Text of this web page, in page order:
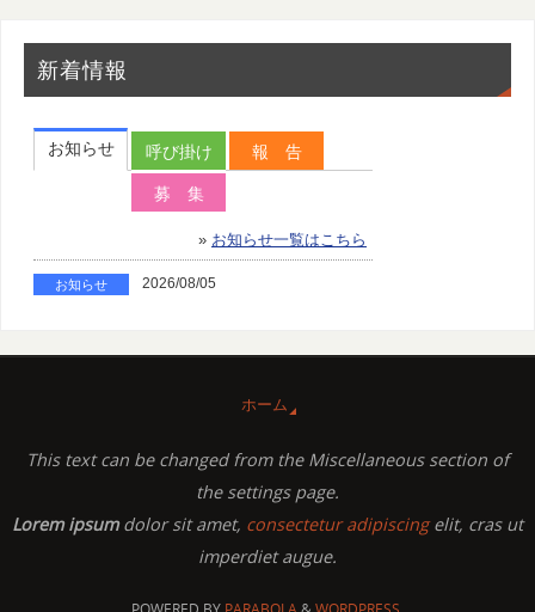
新着情報
ホーム
This text can be changed from the Miscellaneous section of
the settings page.
Lorem ipsumdolor sit amet, consectetur adipiscingelit, cras ut
imperdiet augue.